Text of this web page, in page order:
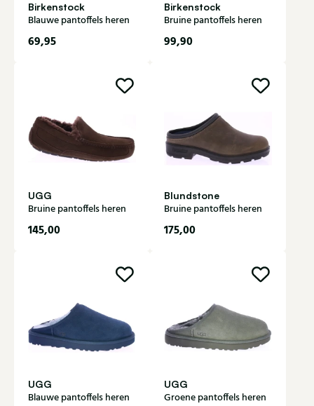
Birkenstock
Blauwe pantoffels heren
69,95
Birkenstock
Bruine pantoffels heren
99,90
UGG
Bruine pantoffels heren
145,00
Blundstone
Bruine pantoffels heren
175,00
UGG
Blauwe pantoffels heren
UGG
Groene pantoffels heren